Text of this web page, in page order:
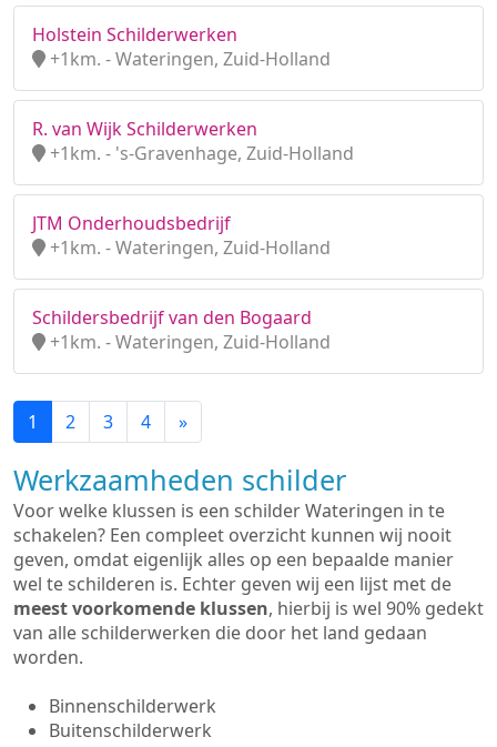
Holstein Schilderwerken
+1km. - Wateringen, Zuid-Holland
R. van Wijk Schilderwerken
+1km. - 's-Gravenhage, Zuid-Holland
JTM Onderhoudsbedrijf
+1km. - Wateringen, Zuid-Holland
Schildersbedrijf van den Bogaard
+1km. - Wateringen, Zuid-Holland
1 2 3 4 »
Werkzaamheden schilder
Voor welke klussen is een schilder Wateringen in te
schakelen? Een compleet overzicht kunnen wij nooit
geven, omdat eigenlijk alles op een bepaalde manier
wel te schilderen is. Echter geven wij een lijst met de
meest voorkomende klussen, hierbij is wel 90% gedekt
van alle schilderwerken die door het land gedaan
worden.
Binnenschilderwerk
Buitenschilderwerk